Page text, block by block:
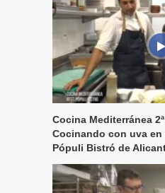
Cocina Mediterránea
Cocinando con uva en
Pópuli Bistró de